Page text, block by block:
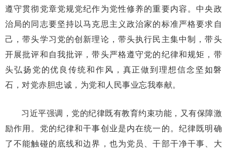
遵守贯彻党章党规党纪作为党性修养的重要内容。中央政
治局的同志要坚持以马克思主义政治家的标准严格要求自
己，带头学习党的创新理论，带头执行民主集中制，带头
开展批评和自我批评，带头严格遵守党的纪律和规矩，带
头弘扬党的优良传统和作风，真正做到理想信念坚如磐
石，对党赤胆忠诚，为党和人民事业忘我奉献。
习近平强调，党的纪律既有教育约束功能，又有保障激
励作用。党的纪律和干事创业是内在统一的。纪律既明确
了不能触碰的底线和边界，也为党员、干部干净干事、大